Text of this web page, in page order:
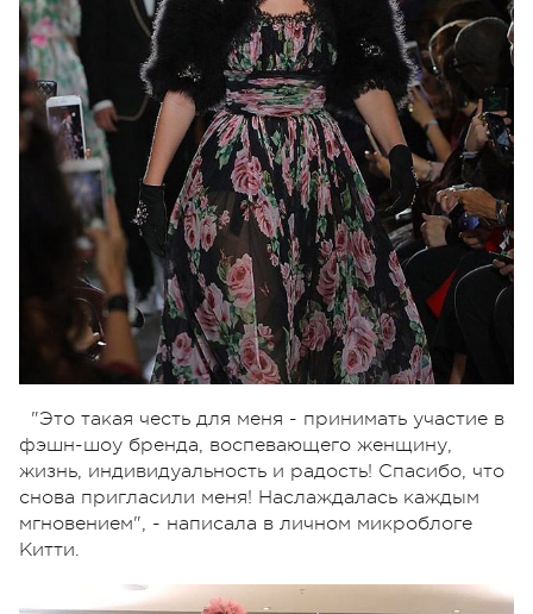
"Это такая честь для меня - принимать участие в
фэшн-шоу бренда, воспевающего женщину,
жизнь, индивидуальность и радость! Спасибо, что
снова пригласили меня! Наслаждалась каждым
мгновением", - написала в личном микроблоге
Китти.